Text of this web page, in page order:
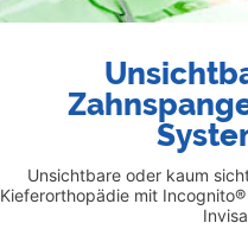
Unsichtbare oder kaum
Kieferorthopädie mit